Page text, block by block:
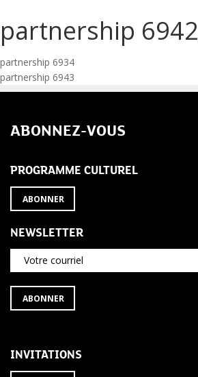
partnership 6942
Navigation
de
l’article
partnership 6934
partnership 6943
ABONNEZ-VOUS
PROGRAMME CULTUREL
ABONNER
NEWSLETTER
Votre courriel
S'ABONNER
À
ABONNER
INVITATIONS